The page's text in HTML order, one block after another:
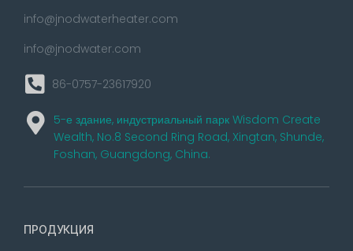
info@jnodwaterheater.com
info@jnodwater.com
86-0757-23617920
5-е здание, индустриальный парк Wisdom Create
Wealth, No.8 Second Ring Road, Xingtan, Shunde,
Foshan, Guangdong, China.
ПРОДУКЦИЯ